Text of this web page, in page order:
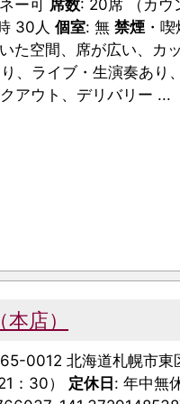
ー可 席数: 20席 （カウ
30人 個室: 無 禁煙 ・
た空間、席が広い、カ
、ライブ・生演奏あ
アウト、デリバリー ...
店）
0012 北海道札幌市東
：30） 定休日 : 年中無